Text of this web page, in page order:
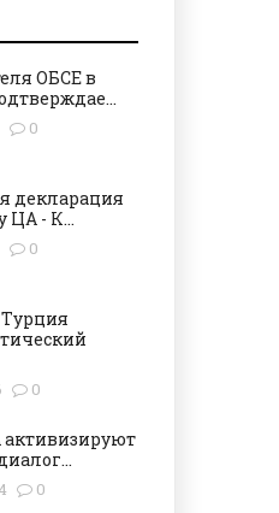
ОБСЕ в
0
декларация
ЦА - К...
0
0
активизируют
0